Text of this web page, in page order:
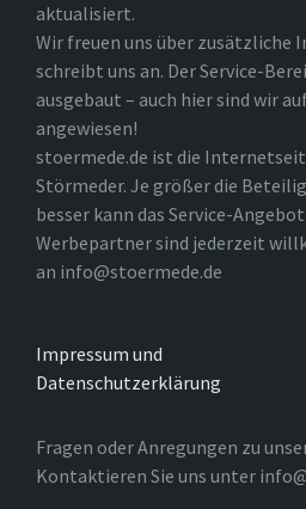
aktualisiert.
Wir freuen uns über
schreibt uns an. Der Service-
ausgebaut – auch hier sind wir
angewiesen!
stoermede.de ist die
Störmeder. Je größer die
besser kann das Service-
Werbepartner sind jederzeit
an info@stoermede.de
Impressum und
Datenschutzerklärung
Fragen oder Anregungen zu
Kontaktieren Sie uns unter